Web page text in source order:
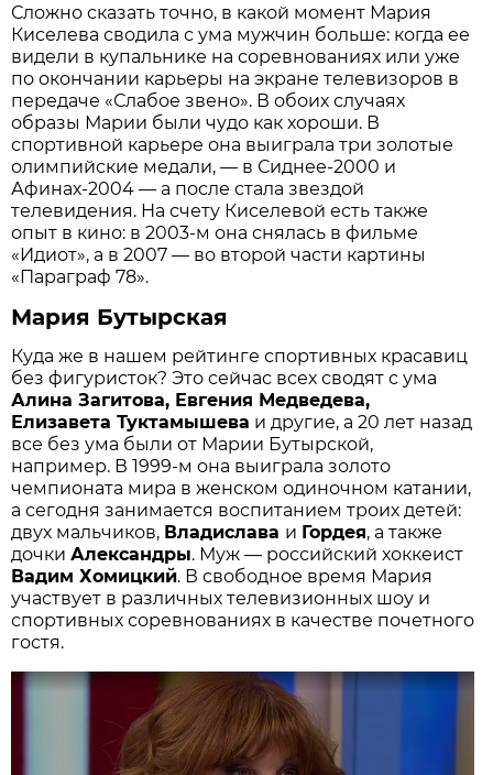
Сложно сказать точно, в какой момент Мария
Киселева сводила с ума мужчин больше: когда ее
видели в купальнике на соревнованиях или уже
по окончании карьеры на экране телевизоров в
передаче «Слабое звено». В обоих случаях
образы Марии были чудо как хороши. В
спортивной карьере она выиграла три золотые
олимпийские медали, — в Сиднее-2000 и
Афинах-2004 — а после стала звездой
телевидения. На счету Киселевой есть также
опыт в кино: в 2003-м она снялась в фильме
«Идиот», а в 2007 — во второй части картины
«Параграф 78».
Мария Бутырская
Куда же в нашем рейтинге спортивных красавиц
без фигуристок? Это сейчас всех сводят с ума
Алина Загитова, Евгения Медведева,
Елизавета Туктамышева и другие, а 20 лет назад
все без ума были от Марии Бутырской,
например. В 1999-м она выиграла золото
чемпионата мира в женском одиночном катании,
а сегодня занимается воспитанием троих детей:
двух мальчиков, Владислава и Гордея, а также
дочкиАлександры. Муж — российский хоккеист
Вадим Хомицкий. В свободное время Мария
участвует в различных телевизионных шоу и
спортивных соревнованиях в качестве почетного
гостя.